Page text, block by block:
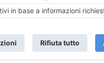
A Torino il ricordo della
tragedia di Hiroshima e
Nagasaki
Giovedì 6 agosto alle h 21.00
si è tenuta la tradizionale